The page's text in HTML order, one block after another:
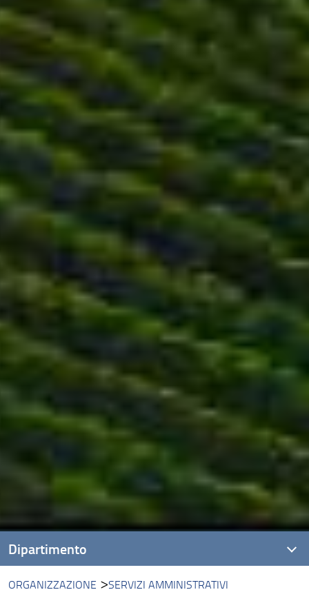
ORGANIZZAZIONE SERVIZI AMMINISTRATIVI
Dipartimento